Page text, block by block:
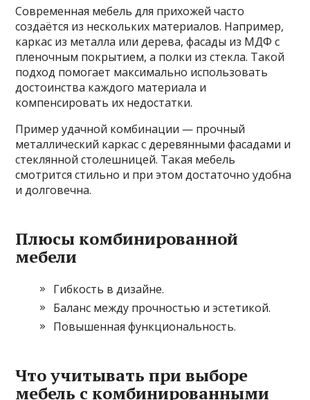
Современная мебель для прихожей часто
создаётся из нескольких материалов. Например,
каркас из металла или дерева, фасады из МДФ с
пленочным покрытием, а полки из стекла. Такой
подход помогает максимально использовать
достоинства каждого материала и
компенсировать их недостатки.
Пример удачной комбинации — прочный
металлический каркас с деревянными фасадами и
стеклянной столешницей. Такая мебель
смотрится стильно и при этом достаточно удобна
и долговечна.
Плюсы комбинированной
мебели
Гибкость в дизайне.
Баланс между прочностью и эстетикой.
Повышенная функциональность.
Что учитывать при выборе
мебель с комбинированными